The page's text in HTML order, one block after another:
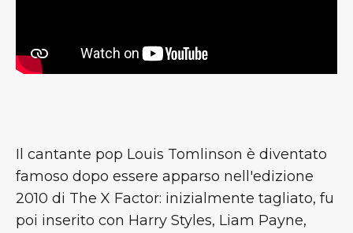
Il cantante pop Louis Tomlinson è diventato
famoso dopo essere apparso nell'edizione
2010 di The X Factor: inizialmente tagliato, fu
poi inserito con Harry Styles, Liam Payne,